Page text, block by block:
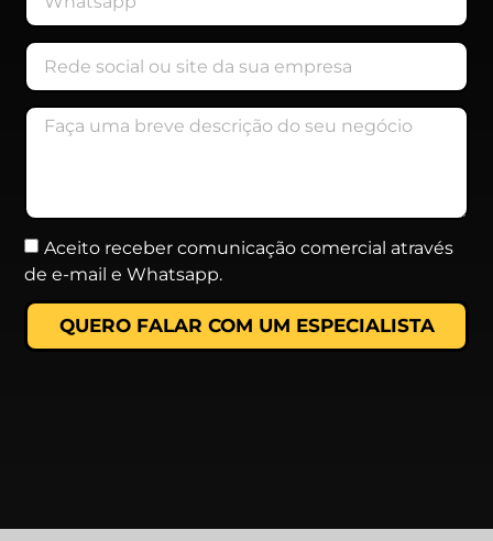
Aceito receber comunicação comercial através
de e-mail e Whatsapp.
QUERO FALAR COM UM ESPECIALISTA